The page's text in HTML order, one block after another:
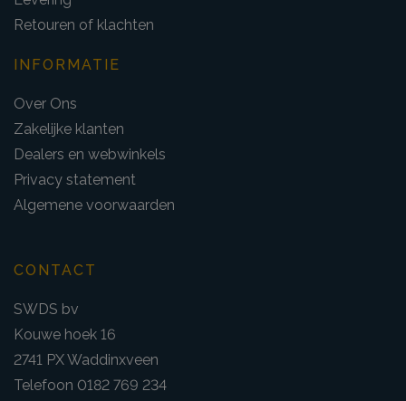
Retouren of klachten
INFORMATIE
Over Ons
Zakelijke klanten
Dealers en webwinkels
Privacy statement
Algemene voorwaarden
CONTACT
SWDS bv
Kouwe hoek 16
2741 PX Waddinxveen
Telefoon 0182 769 234